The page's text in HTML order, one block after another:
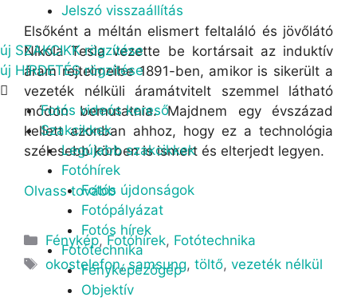
Jelszó visszaállítás
új SZAKCIKK rögzítése
új HIRDETÉS rögzítése
Menu
Fotós videós kereső
Szakcikkek
Legújabb szakcikkek
Fotóhírek
Fotós újdonságok
Fotópályázat
Fotós hírek
Fotótechnika
Fényképezőgép
Objektív
Elsőként a méltán elismert feltaláló és jövőlátó
Nikola Tesla vezette be kortársait az induktív
áram rejtelmeibe 1891-ben, amikor is sikerült a
vezeték nélküli áramátvitelt szemmel látható
módon bemutatnia. Majdnem egy évszázad
kellett azonban ahhoz, hogy ez a technológia
szélesebb körben is ismert és elterjedt legyen.
Olvass tovább
Kategória
Fénykép,Fotóhírek, Fotótechnika
Címkék
okostelefon,samsung,töltő,vezeték nélkül